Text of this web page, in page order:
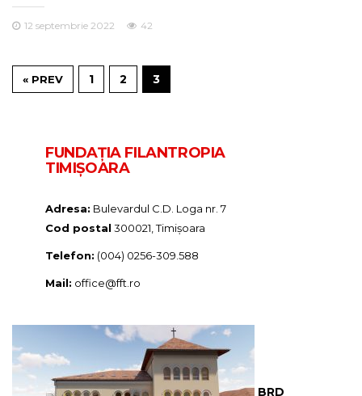
12 septembrie 2022 42
« PREV 1 2 3
FUNDAŢIA FILANTROPIA
TIMIȘOARA
Adresa: Bulevardul C.D. Loga nr. 7
Cod postal 300021, Timișoara
Telefon: (004) 0256-309.588
Mail: office@fft.ro
BRD